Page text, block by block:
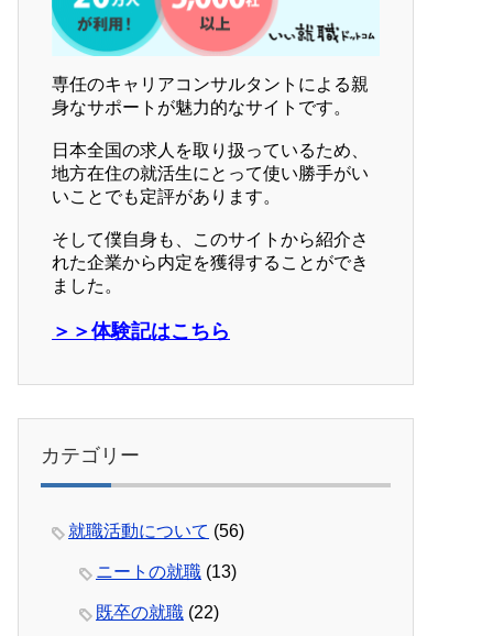
専任のキャリアコンサルタントによる親
身なサポートが魅力的なサイトです。
日本全国の求人を取り扱っているため、
地方在住の就活生にとって使い勝手がい
いことでも定評があります。
そして僕自身も、このサイトから紹介さ
れた企業から内定を獲得することができ
ました。
＞＞体験記はこちら
カテゴリー
就職活動について (56)
ニートの就職 (13)
既卒の就職 (22)